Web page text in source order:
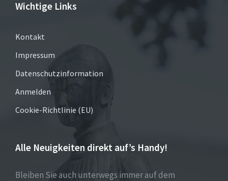
Wichtige Links
Kontakt
Impressum
Datenschutzinformation
Anmelden
Cookie-Richtlinie (EU)
Alle Neuigkeiten direkt auf’s Handy!
Bleiben Sie auch unterwegs immer auf dem